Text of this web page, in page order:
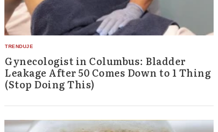
Gynecologist in Columbus: Bladder
Leakage After 50 Comes Down to 1 Thing
(Stop Doing This)